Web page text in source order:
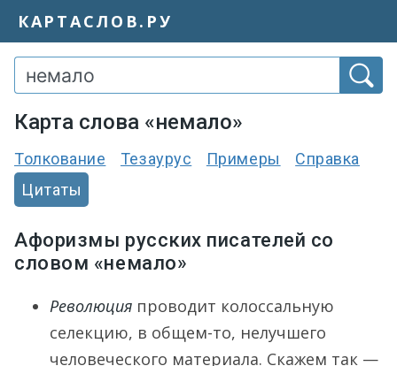
КАРТАСЛОВ.РУ
Карта слова «немало»
Толкование Тезаурус Примеры
Справка
Цитаты
Афоризмы русских писателей со
словом «немало»
Революция проводит колоссальную
селекцию, в общем-то, нелучшего
человеческого материала. Скажем так —